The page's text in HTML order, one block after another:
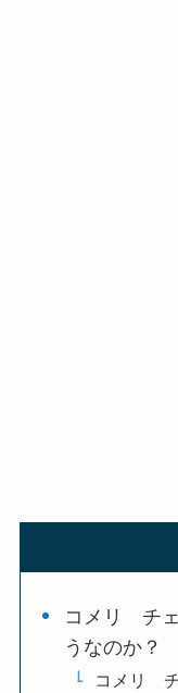
コメリ チ
うなのか？
コメリ チ